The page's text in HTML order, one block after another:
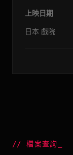
上映日期
日本 戲院
//檔案查詢